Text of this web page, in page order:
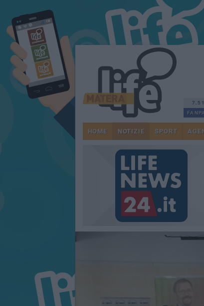
HOME NOTIZIE SPORT